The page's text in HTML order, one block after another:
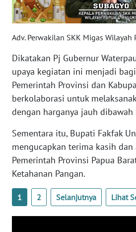
Adv. Perwakilan SKK Migas
Dikatakan Pj Gubernur
upaya kegiatan ini menjadi
Pemerintah Provinsi dan
berkolaborasi untuk
dengan harganya jauh dibawah
Sementara itu, Bupati Fakfak
mengucapkan terima kasih dan
Pemerintah Provinsi Papua
Ketahanan Pangan.
1 2 Selanjutnya Lihat
SULBAR
BABEL
WN
SUMBAR
SUMSEL
BENGKULU
WN
LAMPUNG
WN